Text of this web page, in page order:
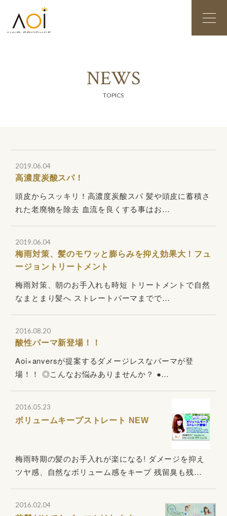
NEWS
TOPICS
2019.06.04
高濃度炭酸スパ！
頭皮からスッキリ！高濃度炭酸スパ 髪や頭皮に蓄積さ
れた老廃物を除去 血流を良くする事はお…
2019.06.04
梅雨対策、髪のモワッと膨らみを抑え効果大！フュ
ージョントリートメント
梅雨対策、朝のお手入れも時短 トリートメントで自然
なまとまり髪へ ストレートパーマまでで…
2016.08.20
酸性パーマ新登場！！
Aoi×anversが提案するダメージレスなパーマが登
場！！ ◎こんなお悩みありませんか？ ●…
2016.05.23
ボリュームキープストレート NEW
梅雨時期の髪のお手入れが楽になる! ダメージを抑え
ツヤ感、自然なボリューム感をキープ 残留臭も残…
2016.02.04